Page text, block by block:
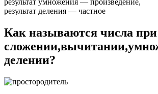
результат умножения — произведение,
результат деления — частное
Как называются числа
делении?